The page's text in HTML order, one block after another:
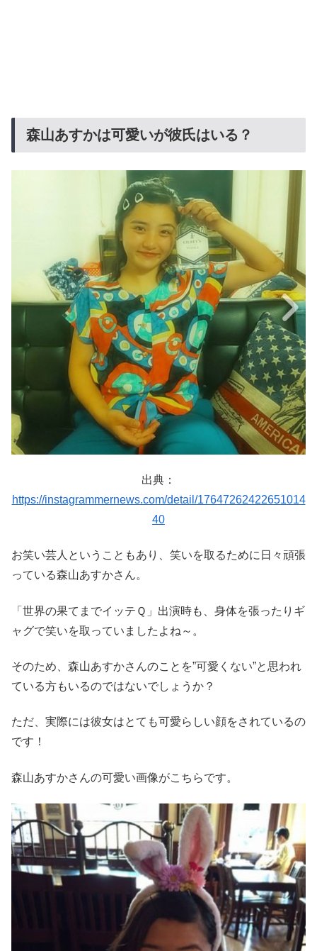
森山あすかは可愛いが彼氏はいる？
出典：
https://instagrammernews.com/detail/17647262422651014
40
お笑い芸人ということもあり、笑いを取るために日々頑張
っている森山あすかさん。
「世界の果てまでイッテＱ」出演時も、身体を張ったりギ
ャグで笑いを取っていましたよね～。
そのため、森山あすかさんのことを”可愛くない”と思われ
ている方もいるのではないでしょうか？
ただ、実際には彼女はとても可愛らしい顔をされているの
です！
森山あすかさんの可愛い画像がこちらです。